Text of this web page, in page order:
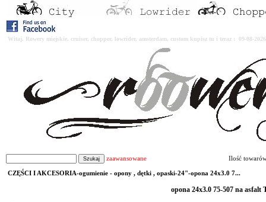
Witaj. Rowery miejskie, cruiser, chopper, lowrider, amsterdam, custom kupisz tu i teraz : 09-08-
zaawansowane Ilość
CZĘŚCI I AKCESORIA-ogumienie - opony , dętki , opaski-24"-opona 24x3.0 7...
opona 24x3.0 75-507 na asfalt